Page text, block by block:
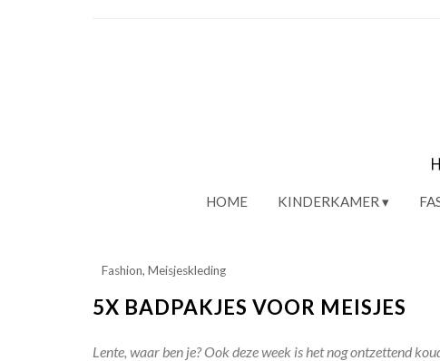
HOME KINDERKAMER
Fashion, Meisjeskleding
5X BADPAKJES VOOR MEISJES
Lente, waar ben je? Ook deze week is het nog ontzettend